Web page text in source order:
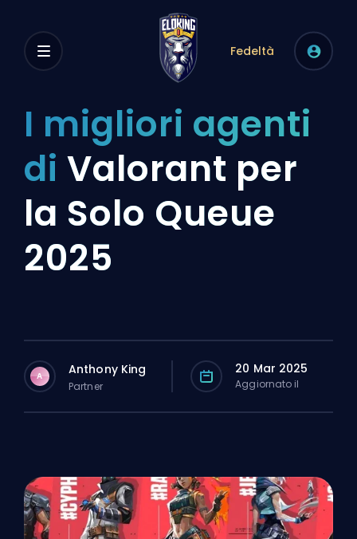
Fedeltà
I migliori agenti
di Valorant per
la Solo Queue
2025
A Anthony King
Partner
20 Mar 2025
Aggiornato il